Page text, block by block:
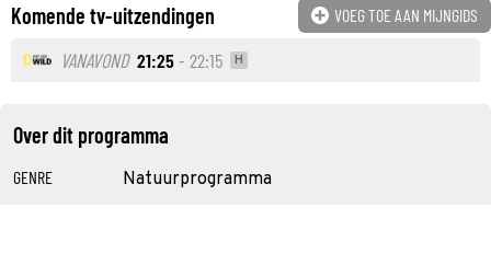
Komende tv-uitzendingen VOEG TOE AAN MIJNGIDS
VANAVOND 21:25- 22:15 H
Over dit programma
GENRE Natuurprogramma